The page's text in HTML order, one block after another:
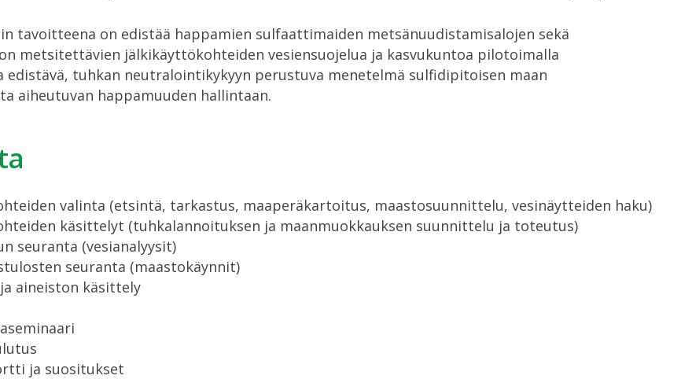
tavoitteena on edistää happamien sulfaattimaiden metsänuudistamisalojen sekä
metsitettävien jälkikäyttökohteiden vesiensuojelua ja kasvukuntoa pilotoimalla
tuhkan neutralointikykyyn perustuva menetelmä sulfidipitoisen maan
aiheutuvan happamuuden hallintaan.
valinta (etsintä, tarkastus, maaperäkartoitus, maastosuunnittelu, vesinäytteiden haku)
käsittelyt (tuhkalannoituksen ja maanmuokkauksen suunnittelu ja toteutus)
seuranta (vesianalyysit)
seuranta (maastokäynnit)
aineiston käsittely
ja suositukset